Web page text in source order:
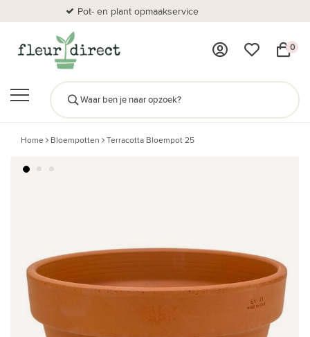
Pot- en plant opmaakservice
0
Home Bloempotten Terracotta Bloempot 25